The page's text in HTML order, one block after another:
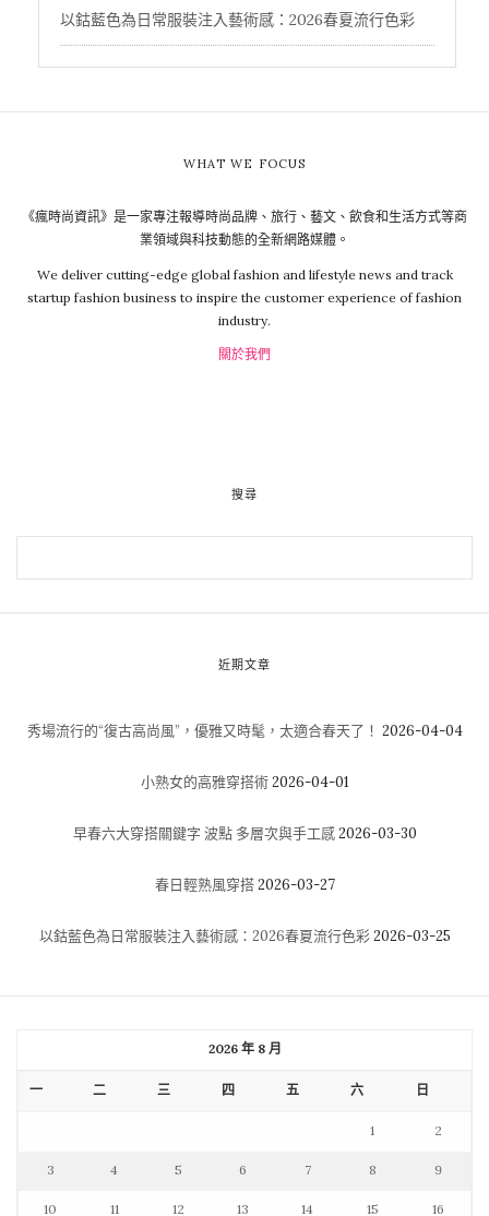
以鈷藍色為日常服裝注入藝術感：2026春夏流行色彩
WHAT WE FOCUS
《瘋時尚資訊》是一家專注報導時尚品牌、旅行、藝文、飲食和生活方式等商
業領域與科技動態的全新網路媒體。
We deliver cutting-edge global fashion and lifestyle news and track
startup fashion business to inspire the customer experience of fashion
industry.
關於我們
搜尋
近期文章
秀場流行的“復古高尚風”，優雅又時髦，太適合春天了！ 2026-04-04
小熟女的高雅穿搭術 2026-04-01
早春六大穿搭關鍵字 波點 多層次與手工感 2026-03-30
春日輕熟風穿搭 2026-03-27
以鈷藍色為日常服裝注入藝術感：2026春夏流行色彩 2026-03-25
2026 年 8 月
一 二 三 四 五 六 日
1 2
3 4 5 6 7 8 9
10 11 12 13 14 15 16